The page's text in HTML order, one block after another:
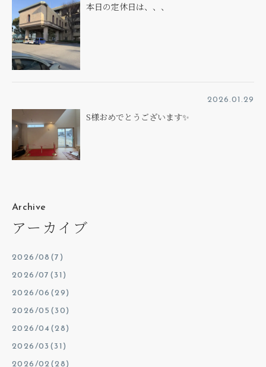
本日の定休日は、、、
2026.01.29
S様おめでとうございます✨
Archive
アーカイブ
2026/08(7)
2026/07(31)
2026/06(29)
2026/05(30)
2026/04(28)
2026/03(31)
2026/02(28)